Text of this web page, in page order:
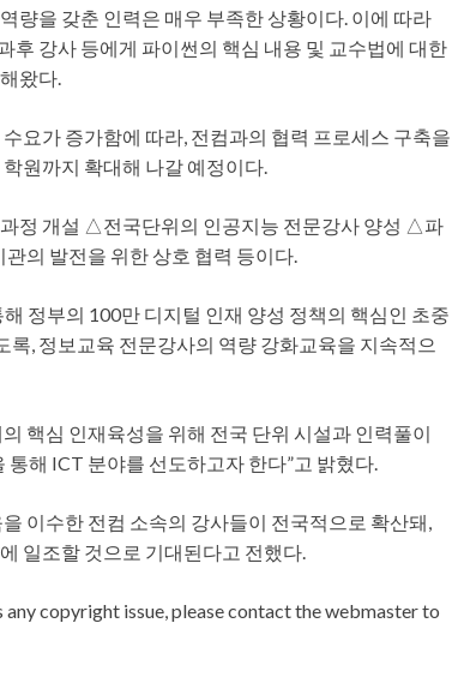
량을 갖춘 인력은 매우 부족한 상황이다. 이에 따라
후 강사 등에게 파이썬의 핵심 내용 및 교수법에 대한
왔다.
요가 증가함에 따라, 전컴과의 협력 프로세스 구축을
원까지 확대해 나갈 예정이다.
정 개설 △전국단위의 인공지능 전문강사 양성 △파
의 발전을 위한 상호 협력 등이다.
정부의 100만 디지털 인재 양성 정책의 핵심인 초중
, 정보교육 전문강사의 역량 강화교육을 지속적으
핵심 인재육성을 위해 전국 단위 시설과 인력풀이
해 ICT 분야를 선도하고자 한다”고 밝혔다.
이수한 전컴 소속의 강사들이 전국적으로 확산돼,
일조할 것으로 기대된다고 전했다.
copyright issue, please contact the webmaster to